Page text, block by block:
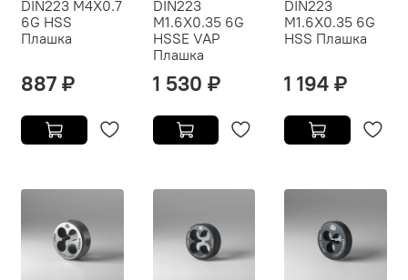
DIN223 M4X0.7
6G HSS
Плашка
887 ₽
DIN223
M1.6X0.35 6G
HSSE VAP
Плашка
1 530 ₽
DIN223
M1.6X0.35 6G
HSS Плашка
1 194 ₽